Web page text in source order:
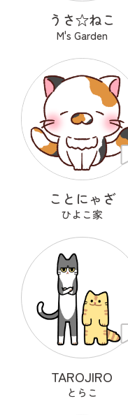
うさ‪☆ねこ
M's Garden
ことにゃざ
ひよこ家
TAROJIRO
とらこ